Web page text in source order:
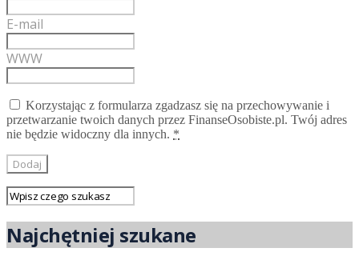
E-mail
WWW
Korzystając z formularza zgadzasz się na przechowywanie i
przetwarzanie twoich danych przez FinanseOsobiste.pl. Twój adres
nie będzie widoczny dla innych. *
Najchętniej szukane